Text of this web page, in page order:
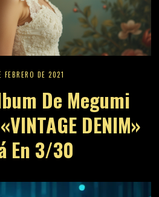
FEBRERO DE 2021
De Megumi
DENIM»
En 3/30